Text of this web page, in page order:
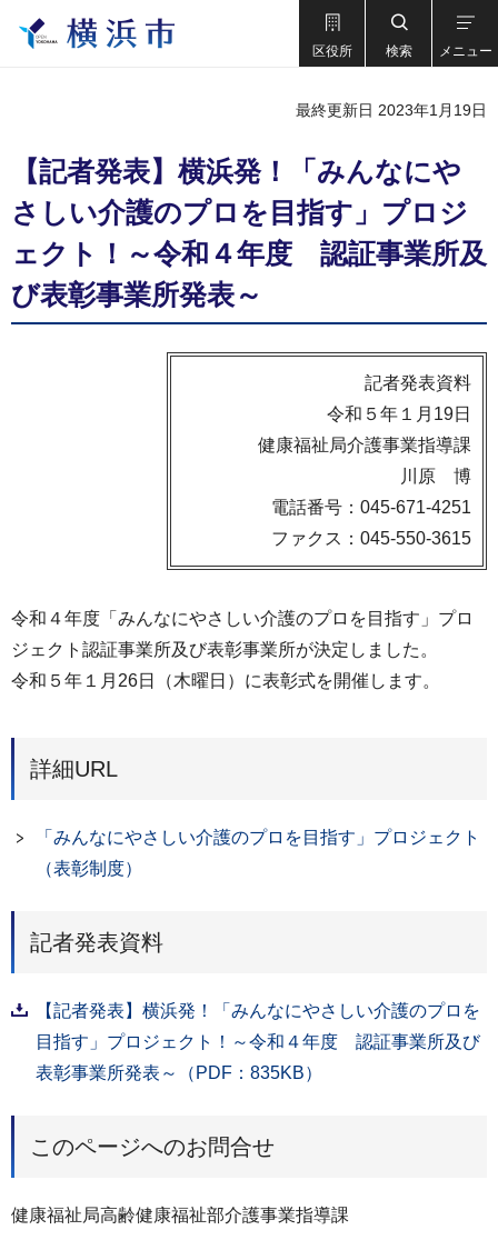
区役所 検索 メニュー
最終更新日 2023年1月19日
【記者発表】横浜発！「みんなにや
さしい介護のプロを目指す」プロジ
ェクト！～令和４年度 認証事業所及
び表彰事業所発表～
記者発表資料
令和５年１月19日
健康福祉局介護事業指導課
川原 博
電話番号：045-671-4251
ファクス：045-550-3615
令和４年度「みんなにやさしい介護のプロを目指す」プロ
ジェクト認証事業所及び表彰事業所が決定しました。
令和５年１月26日（木曜日）に表彰式を開催します。
詳細URL
「みんなにやさしい介護のプロを目指す」プロジェクト
（表彰制度）
記者発表資料
【記者発表】横浜発！「みんなにやさしい介護のプロを
目指す」プロジェクト！～令和４年度 認証事業所及び
表彰事業所発表～（PDF：835KB）
このページへのお問合せ
健康福祉局高齢健康福祉部介護事業指導課